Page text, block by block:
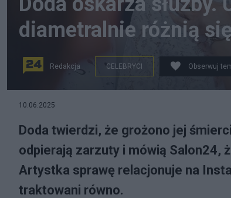
diametralnie różnią
Redakcja CELEBRYCI Obserwuj
10.06.2025
Doda twierdzi, że grożono jej
odpierają zarzuty i mówią Salon24,
Artystka sprawę relacjonuje na
traktowani równo.